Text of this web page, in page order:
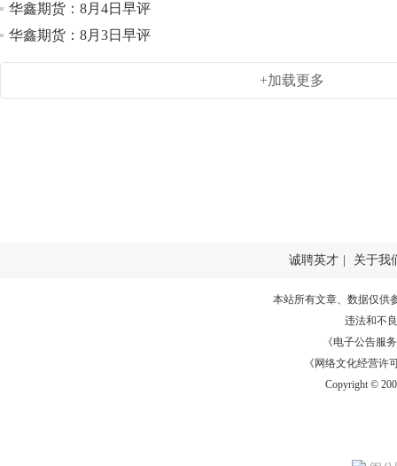
华鑫期货：8月4日早评
华鑫期货：8月3日早评
+加载更多
诚聘英才 关于我
本站所有文章、数据仅供
违法和不
《电子公告服务
《网络文化经营许
Copyright ©